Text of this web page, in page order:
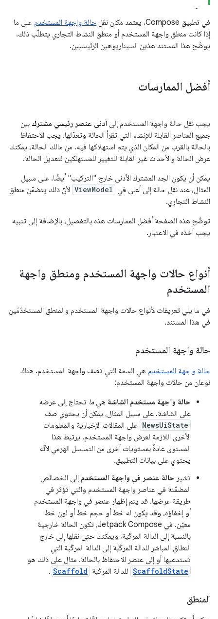
في تطبيق Compose، يعتمد مكان نقل حالة واجهة المستخدم على ما
إذا كانت منطق واجهة المستخدم أو منطق النشاط التجاري يتطلّب ذلك.
يوضّح هذا المستند هذين السيناريوهين الرئيسيين.
أفضل الممارسات
يجب نقل حالة واجهة المستخدم إلى أدنى عنصر رئيسي مشترك بين
جميع العناصر القابلة للإنشاء التي تقرأ الحالة وتعدّلها. يجب الاحتفاظ
بالحالة بالقرب من المكان الذي يتم استهلاكها فيه. من مالك الحالة، يمكنك
عرض الحالة والأحداث غير القابلة للتغيير للمستهلكين لتعديل الحالة.
يمكن أن يكون الجد المشترك الأدنى خارج "التركيب" أيضًا. على سبيل
المثال، عند نقل حالة إلى أعلى في ViewModel لأنّ ذلك يتضمّن منطق
النشاط التجاري.
توضّح هذه الصفحة أفضل الممارسات هذه بالتفصيل، بالإضافة إلى تنبيه
يجب أخذه في الاعتبار.
أنواع حالات واجهة المستخدم ومنطق واجهة
المستخدم
في ما يلي تعريفات لأنواع حالات واجهة المستخدم والمنطق المستخدَمَين
في هذا المستند.
حالة واجهة المستخدم
حالة واجهة المستخدم هي السمة التي تصف واجهة المستخدم. هناك
نوعان من حالات واجهة المستخدم:
حالة واجهة مستخدم الشاشة هي ما تحتاج إلى عرضه
على الشاشة. على سبيل المثال، يمكن أن يحتوي صف
NewsUiState على المقالات الإخبارية والمعلومات
الأخرى اللازمة لعرض واجهة المستخدم. يرتبط هذا
المستوى عادةً بمستويات أخرى من التسلسل الهرمي لأنّه
يحتوي على بيانات التطبيق.
تشير حالة عنصر في واجهة المستخدم إلى الخصائص
المضمّنة في عناصر واجهة المستخدم والتي تؤثر في
طريقة عرضها. قد يتم إظهار عنصر في واجهة المستخدم
أو إخفاؤه، وقد يكون له خط أو حجم خط أو لون خط
معيّن. في Jetpack Compose، تكون الحالة خارجية
بالنسبة إلى الدالة المركّبة، ويمكنك حتى نقلها إلى خارج
النطاق المباشر للدالة المركّبة إلى الدالة المركّبة التي
تستدعيها أو إلى عنصر الاحتفاظ بالحالة. مثال على ذلك هو
ScaffoldState للدالة المركّبة Scaffold
.
المنطق